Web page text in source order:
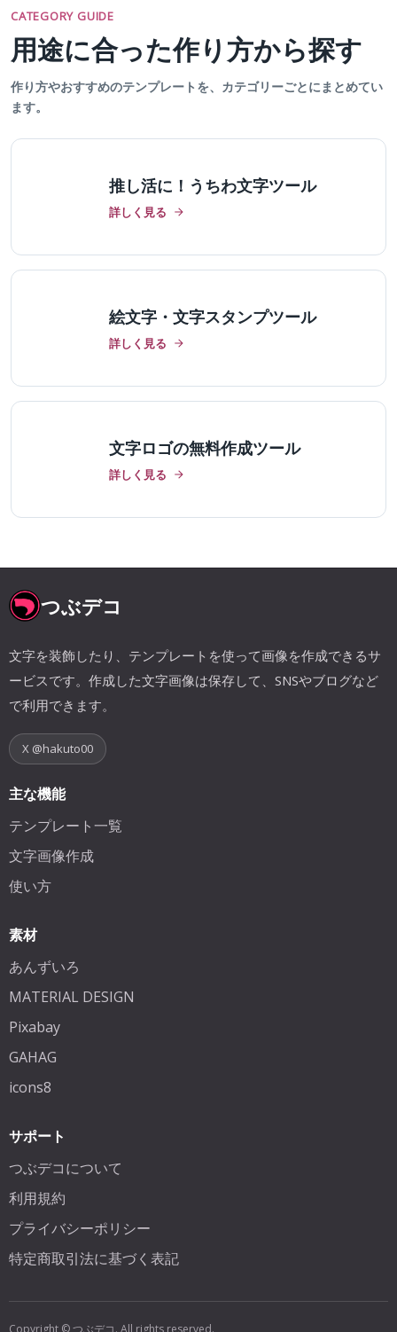
CATEGORY GUIDE
用途に合った作り方から探す
作り方やおすすめのテンプレートを、カテゴリーごとにまとめてい
ます。
推し活に！うちわ文字ツール
詳しく見る
絵文字・文字スタンプツール
詳しく見る
文字ロゴの無料作成ツール
詳しく見る
つぶデコ
文字を装飾したり、テンプレートを使って画像を作成できるサ
ービスです。作成した文字画像は保存して、SNSやブログなど
で利用できます。
X @hakuto00
主な機能
テンプレート一覧
文字画像作成
使い方
素材
あんずいろ
MATERIAL DESIGN
Pixabay
GAHAG
icons8
サポート
つぶデコについて
利用規約
プライバシーポリシー
特定商取引法に基づく表記
Copyright © つぶデコ. All rights reserved.